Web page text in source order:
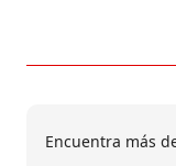
Encuentra más